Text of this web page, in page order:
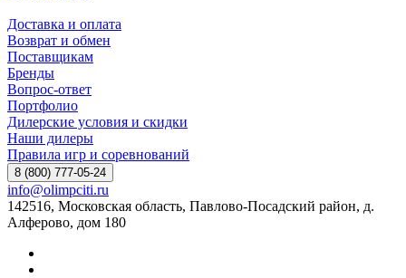
Доставка и оплата
Возврат и обмен
Поставщикам
Бренды
Вопрос-ответ
Портфолио
Дилерские условия и скидки
Наши дилеры
Правила игр и соревнований
8 (800) 777-05-24
info@olimpciti.ru
142516, Московская область, Павлово-Посадский район, д.
Алферово, дом 180